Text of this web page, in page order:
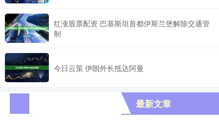
红涨股票配资 巴基斯坦首都伊斯兰堡解除交通管
制
今日云策 伊朗外长抵达阿曼
最新文章